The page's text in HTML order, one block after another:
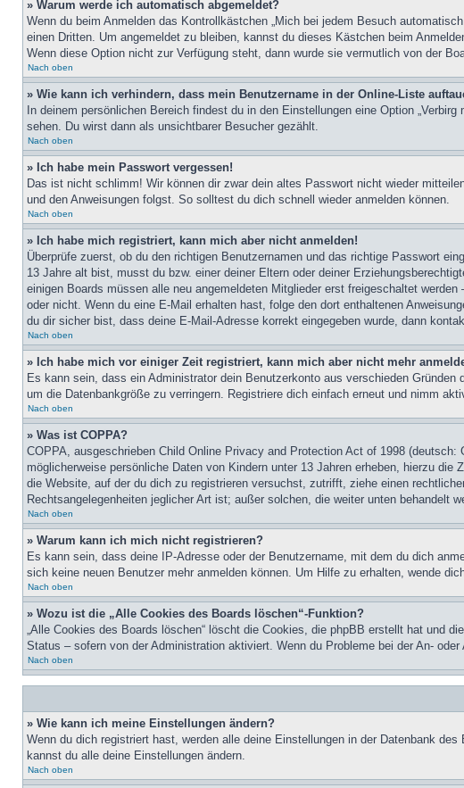
» Warum werde ich automatisch abgemeldet?
Wenn du beim Anmelden das Kontrollkästchen „Mich bei jedem Besuch
einen Dritten. Um angemeldet zu bleiben, kannst du dieses Kästchen beim
Wenn diese Option nicht zur Verfügung steht, dann wurde sie vermutlich von der
Nach oben
» Wie kann ich verhindern, dass mein Benutzername in der Online-Liste
In deinem persönlichen Bereich findest du in den Einstellungen eine Option
sehen. Du wirst dann als unsichtbarer Besucher gezählt.
Nach oben
» Ich habe mein Passwort vergessen!
Das ist nicht schlimm! Wir können dir zwar dein altes Passwort nicht wieder
und den Anweisungen folgst. So solltest du dich schnell wieder anmelden können.
Nach oben
» Ich habe mich registriert, kann mich aber nicht anmelden!
Überprüfe zuerst, ob du den richtigen Benutzernamen und das richtige Passwort
13 Jahre alt bist, musst du bzw. einer deiner Eltern oder deiner
einigen Boards müssen alle neu angemeldeten Mitglieder erst freigeschaltet
oder nicht. Wenn du eine E-Mail erhalten hast, folge den dort enthaltenen
du dir sicher bist, dass deine E-Mail-Adresse korrekt eingegeben wurde, dann
Nach oben
» Ich habe mich vor einiger Zeit registriert, kann mich aber nicht mehr
Es kann sein, dass ein Administrator dein Benutzerkonto aus verschieden
um die Datenbankgröße zu verringern. Registriere dich einfach erneut und nimm
Nach oben
» Was ist COPPA?
COPPA, ausgeschrieben Child Online Privacy and Protection Act of 1998
möglicherweise persönliche Daten von Kindern unter 13 Jahren erheben, hierzu
die Website, auf der du dich zu registrieren versuchst, zutrifft, ziehe einen
Rechtsangelegenheiten jeglicher Art ist; außer solchen, die weiter unten behandelt
Nach oben
» Warum kann ich mich nicht registrieren?
Es kann sein, dass deine IP-Adresse oder der Benutzername, mit dem du dich
sich keine neuen Benutzer mehr anmelden können. Um Hilfe zu erhalten, wende
Nach oben
» Wozu ist die „Alle Cookies des Boards löschen“-Funktion?
„Alle Cookies des Boards löschen“ löscht die Cookies, die phpBB erstellt hat und
Status – sofern von der Administration aktiviert. Wenn du Probleme bei der An-
Nach oben
» Wie kann ich meine Einstellungen ändern?
Wenn du dich registriert hast, werden alle deine Einstellungen in der Datenbank
kannst du alle deine Einstellungen ändern.
Nach oben